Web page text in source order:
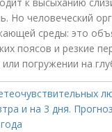
Но человеческий
среды: это
поясов и резкие
погружении на